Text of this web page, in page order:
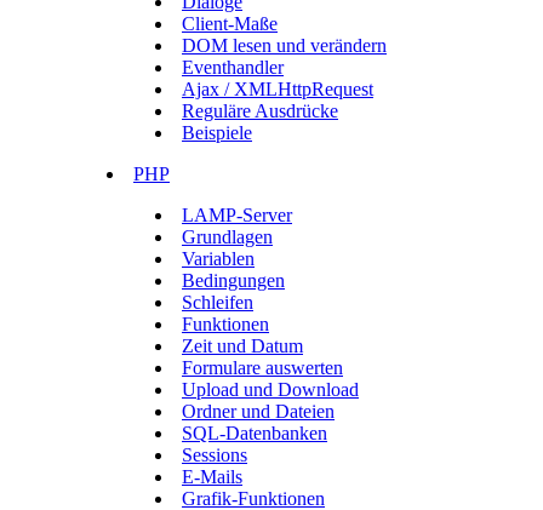
Client-Maße
DOM lesen und verändern
Eventhandler
Ajax / XMLHttpRequest
Reguläre Ausdrücke
Beispiele
PHP
LAMP-Server
Grundlagen
Variablen
Bedingungen
Schleifen
Funktionen
Zeit und Datum
Formulare auswerten
Upload und Download
Ordner und Dateien
SQL-Datenbanken
Sessions
E-Mails
Grafik-Funktionen